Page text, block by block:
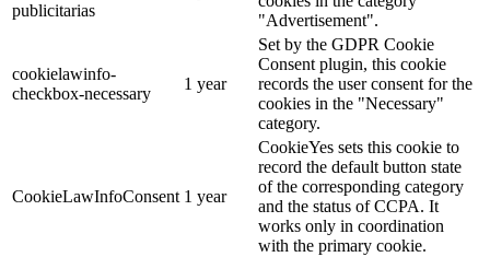
publicitarias
"Advertisement".
cookielawinfo-
checkbox-necessary
1 year
Set by the GDPR Cookie
Consent plugin, this cookie
records the user consent for the
cookies in the "Necessary"
category.
CookieLawInfoConsent 1 year
CookieYes sets this cookie to
record the default button state
of the corresponding category
and the status of CCPA. It
works only in coordination
with the primary cookie.